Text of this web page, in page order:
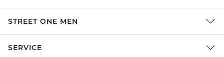
STREET ONE MEN
SERVICE